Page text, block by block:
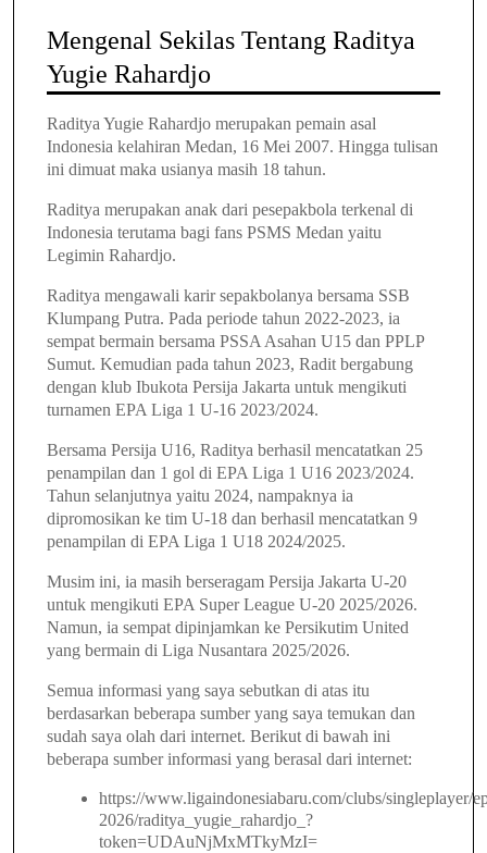
Mengenal Sekilas Tentang Raditya
Yugie Rahardjo
Raditya Yugie Rahardjo merupakan pemain asal
Indonesia kelahiran Medan, 16 Mei 2007. Hingga tulisan
ini dimuat maka usianya masih 18 tahun.
Raditya merupakan anak dari pesepakbola terkenal di
Indonesia terutama bagi fans PSMS Medan yaitu
Legimin Rahardjo.
Raditya mengawali karir sepakbolanya bersama SSB
Klumpang Putra. Pada periode tahun 2022-2023, ia
sempat bermain bersama PSSA Asahan U15 dan PPLP
Sumut. Kemudian pada tahun 2023, Radit bergabung
dengan klub Ibukota Persija Jakarta untuk mengikuti
turnamen EPA Liga 1 U-16 2023/2024.
Bersama Persija U16, Raditya berhasil mencatatkan 25
penampilan dan 1 gol di EPA Liga 1 U16 2023/2024.
Tahun selanjutnya yaitu 2024, nampaknya ia
dipromosikan ke tim U-18 dan berhasil mencatatkan 9
penampilan di EPA Liga 1 U18 2024/2025.
Musim ini, ia masih berseragam Persija Jakarta U-20
untuk mengikuti EPA Super League U-20 2025/2026.
Namun, ia sempat dipinjamkan ke Persikutim United
yang bermain di Liga Nusantara 2025/2026.
Semua informasi yang saya sebutkan di atas itu
berdasarkan beberapa sumber yang saya temukan dan
sudah saya olah dari internet. Berikut di bawah ini
beberapa sumber informasi yang berasal dari internet:
https://www.ligaindonesiabaru.com/clubs/singleplayer/
2026/raditya_yugie_rahardjo_?
token=UDAuNjMxMTkyMzI=